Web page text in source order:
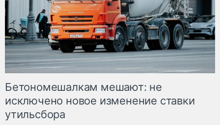
Бетономешалкам мешают: не
исключено новое изменение ставки
утильсбора